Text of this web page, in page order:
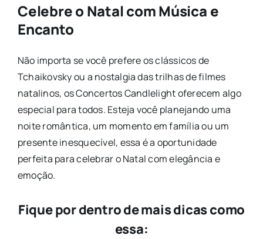
Celebre o Natal com Música e
Encanto
Não importa se você prefere os clássicos de
Tchaikovsky ou a nostalgia das trilhas de filmes
natalinos, os Concertos Candlelight oferecem algo
especial para todos. Esteja você planejando uma
noite romântica, um momento em família ou um
presente inesquecível, essa é a oportunidade
perfeita para celebrar o Natal com elegância e
emoção.
Fique por dentro de mais dicas como
essa: